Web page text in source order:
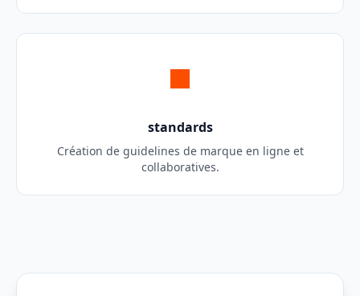
standards
Création de guidelines de marque en ligne et
collaboratives.